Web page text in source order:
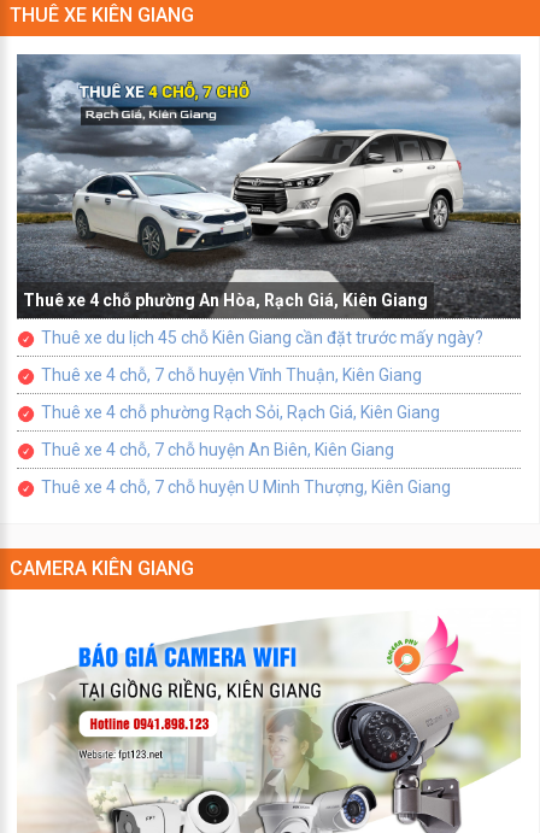
THUÊ XE KIÊN GIANG
Thuê xe 4 chỗ phường An Hòa, Rạch Giá, Kiên Giang
Thuê xe du lịch 45 chỗ Kiên Giang cần đặt trước mấy ngày?
Thuê xe 4 chỗ, 7 chỗ huyện Vĩnh Thuận, Kiên Giang
Thuê xe 4 chỗ phường Rạch Sỏi, Rạch Giá, Kiên Giang
Thuê xe 4 chỗ, 7 chỗ huyện An Biên, Kiên Giang
Thuê xe 4 chỗ, 7 chỗ huyện U Minh Thượng, Kiên Giang
CAMERA KIÊN GIANG